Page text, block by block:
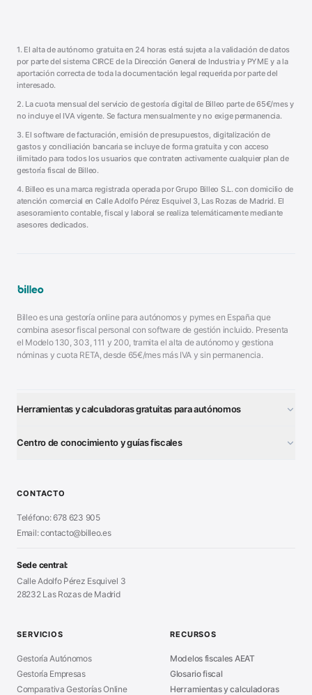
1. El alta de autónomo gratuita en 24 horas está sujeta a la validación de datos
por parte del sistema CIRCE de la Dirección General de Industria y PYME y a la
aportación correcta de toda la documentación legal requerida por parte del
interesado.
2. La cuota mensual del servicio de gestoría digital de Billeo parte de 65€/mes y
no incluye el IVA vigente. Se factura mensualmente y no exige permanencia.
3. El software de facturación, emisión de presupuestos, digitalización de
gastos y conciliación bancaria se incluye de forma gratuita y con acceso
ilimitado para todos los usuarios que contraten activamente cualquier plan de
gestoría fiscal de Billeo.
4. Billeo es una marca registrada operada por Grupo Billeo S.L. con domicilio de
atención comercial en Calle Adolfo Pérez Esquivel 3, Las Rozas de Madrid. El
asesoramiento contable, fiscal y laboral se realiza telemáticamente mediante
asesores dedicados.
Billeo es una gestoría online para autónomos y pymes en España que
combina asesor fiscal personal con software de gestión incluido. Presenta
el Modelo 130, 303, 111 y 200, tramita el alta de autónomo y gestiona
nóminas y cuota RETA, desde 65€/mes más IVA y sin permanencia.
Herramientas y calculadoras gratuitas para autónomos
Generador Nóminas
■ Generador Presupuestos
Generador Facturas
■Modelo Nómina PDF
■Calculadora Vacaciones
Centro de conocimiento y guías fiscales
■Alta Autónomo Paso a Paso
Declaración Renta 2026
■Certificado Digital
■Sanciones Hacienda
■Asesoría en Madrid
CONTACTO
Teléfono: 678 623 905
Email: contacto@billeo.es
Sede central:
Calle Adolfo Pérez Esquivel 3
28232 Las Rozas de Madrid
SERVICIOS
Gestoría Autónomos
Gestoría Empresas
Comparativa Gestorías Online
RECURSOS
Modelos fiscales AEAT
Glosario fiscal
Herramientas y calculadoras